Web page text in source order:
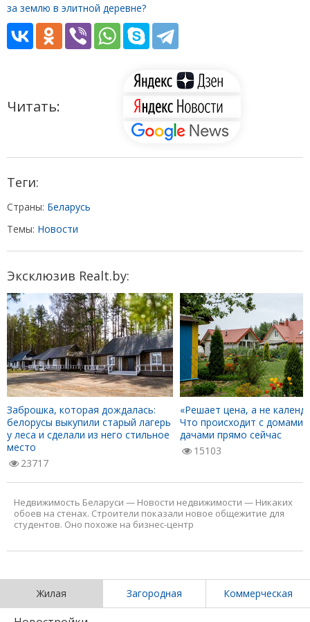
за землю в элитной деревне?
Читать:
Теги:
Страны: Беларусь
Темы: Новости
Эксклюзив Realt.by:
Заброшка, которая дождалась:
белорусы выкупили старый лагерь
у леса и сделали из него стильное
место
23717
«Решает цена, а не
Что происходит с домами
дачами прямо сейчас
15103
Недвижимость Беларуси — Новости недвижимости — Никаких
обоев на стенах. Строители показали новое общежитие для
студентов. Оно похоже на бизнес-центр
Жилая Загородная Коммерческая